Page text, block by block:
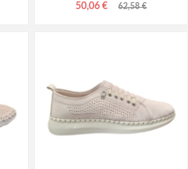
50,06 € 62,58 €